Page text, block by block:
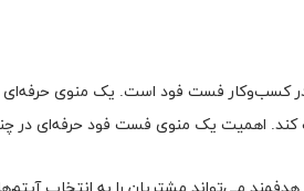
کسب‌وکار فست فود است. یک منوی حرفه‌ای
کند. اهمیت یک منوی فست فود حرفه‌ای در